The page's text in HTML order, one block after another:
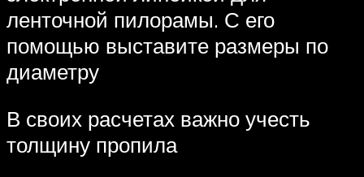
ленточной пилорамы. С его
помощью выставите размеры по
диаметру
В своих расчетах важно учесть
толщину пропила